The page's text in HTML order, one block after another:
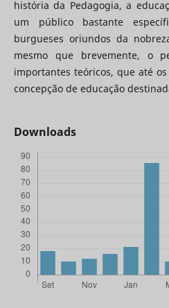
história da Pedagogia, a
um público bastante
burgueses oriundos da
mesmo que brevemente, o
importantes teóricos, que até
concepção de educação
Downloads